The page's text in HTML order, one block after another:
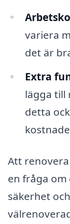
variera
det är
Extra
lägga till
detta
Att
en fråga om
säkerhet